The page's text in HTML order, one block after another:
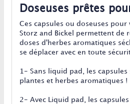
Doseuses prêtes
Ces capsules ou doseuses
Storz and Bickel permettent de
doses d'herbes aromatiques
se déplacer avec en toute
1- Sans liquid pad, les capsules
plantes et herbes aromatiques !
2- Avec Liquid pad, les